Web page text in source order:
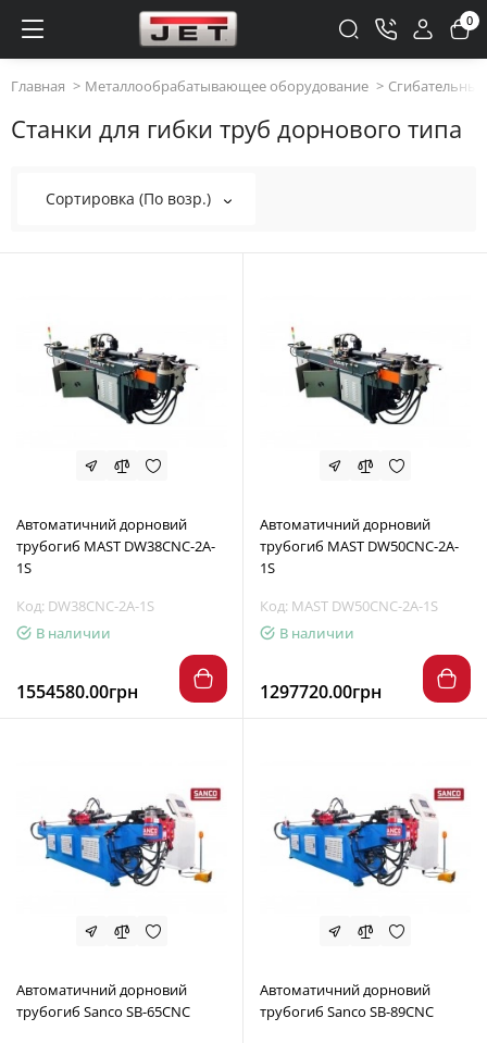
0
Главная Металлообрабатывающее оборудование
Станки для гибки труб дорнового типа
Сортировка (По возр.)
Автоматичний дорновий
трубогиб MAST DW38CNC-2A-
1S
Код: DW38CNC-2A-1S
В наличии
1554580.00грн
Автоматичний дорновий
трубогиб MAST DW50CNC-2A-
1S
Код: MAST DW50CNC-2A-1S
В наличии
1297720.00грн
Автоматичний дорновий
трубогиб Sanco SB-65CNC
Автоматичний дорновий
трубогиб Sanco SB-89CNC